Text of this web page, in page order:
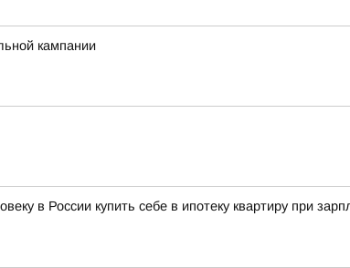
кампании
в России купить себе в ипотеку квартиру при